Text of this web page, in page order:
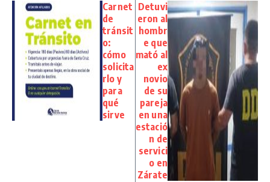
Carnet
de
tránsit
o:
cómo
solicita
rlo y
para
qué
sirve
Detuvi
eron al
hombr
e que
mató al
ex
novio
de su
pareja
en una
estació
n de
servici
o en
Zárate